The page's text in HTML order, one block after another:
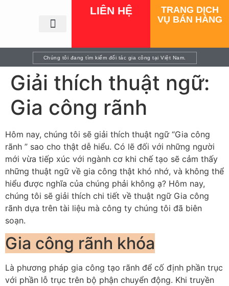
LIÊN HỆ
TRANG DỊCH
VỤ BÁN HÀNG
Chúng tôi đang tìm kiếm đối tác gia công tại Việt Nam.
Giải thích thuật ngữ:
Gia công rãnh
Hôm nay, chúng tôi sẽ giải thích thuật ngữ “Gia công
rãnh ” sao cho thật dễ hiểu. Có lẽ đối với những người
mới vừa tiếp xúc với ngành cơ khi chế tạo sẽ cảm thấy
những thuật ngữ về gia công thật khó nhớ, và không thể
hiểu được nghĩa của chúng phải không ạ? Hôm nay,
chúng tôi sẽ giải thích chi tiết về thuật ngữ Gia công
rãnh dựa trên tài liệu mà công ty chúng tôi đã biên
soạn.
Gia công rãnh khóa
Là phương pháp gia công tạo rãnh để cố định phần trục
với phần lỗ trục trên bộ phận chuyển động. Khi truyền